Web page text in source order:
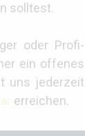
solltest.
oder Profi-
ein offenes
uns jederzeit
erreichen.